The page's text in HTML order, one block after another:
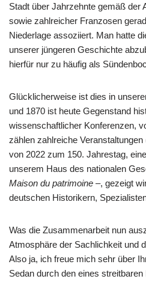
Stadt über Jahrzehnte gemäß der
sowie zahlreicher Franzosen
Niederlage assoziiert. Man hatte
unserer jüngeren Geschichte
hierfür nur zu häufig als
Glücklicherweise ist dies in
und 1870 ist heute Gegenstand
wissenschaftlicher Konferenzen,
zählen zahlreiche
von 2022 zum 150. Jahrestag,
unserem Haus des nationalen
Maison du patrimoine –, gezeigt
deutschen Historikern,
Was die Zusammenarbeit nun
Atmosphäre der Sachlichkeit und
Also ja, ich freue mich sehr über
Sedan durch den eines